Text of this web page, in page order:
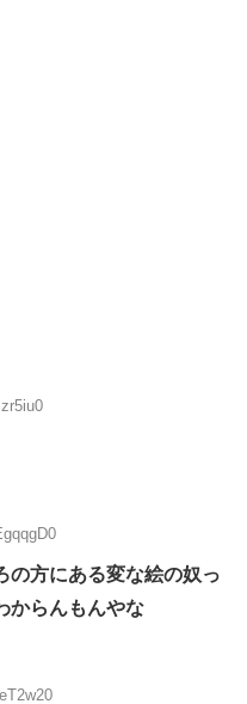
の方にある変な絵の奴っ
からんもんやな